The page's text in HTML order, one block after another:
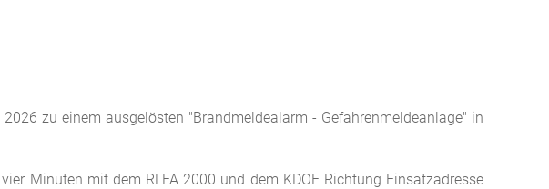
zu einem ausgelösten "Brandmeldealarm - Gefahrenmeldeanlage" in
Minuten mit dem RLFA 2000 und dem KDOF Richtung Einsatzadresse